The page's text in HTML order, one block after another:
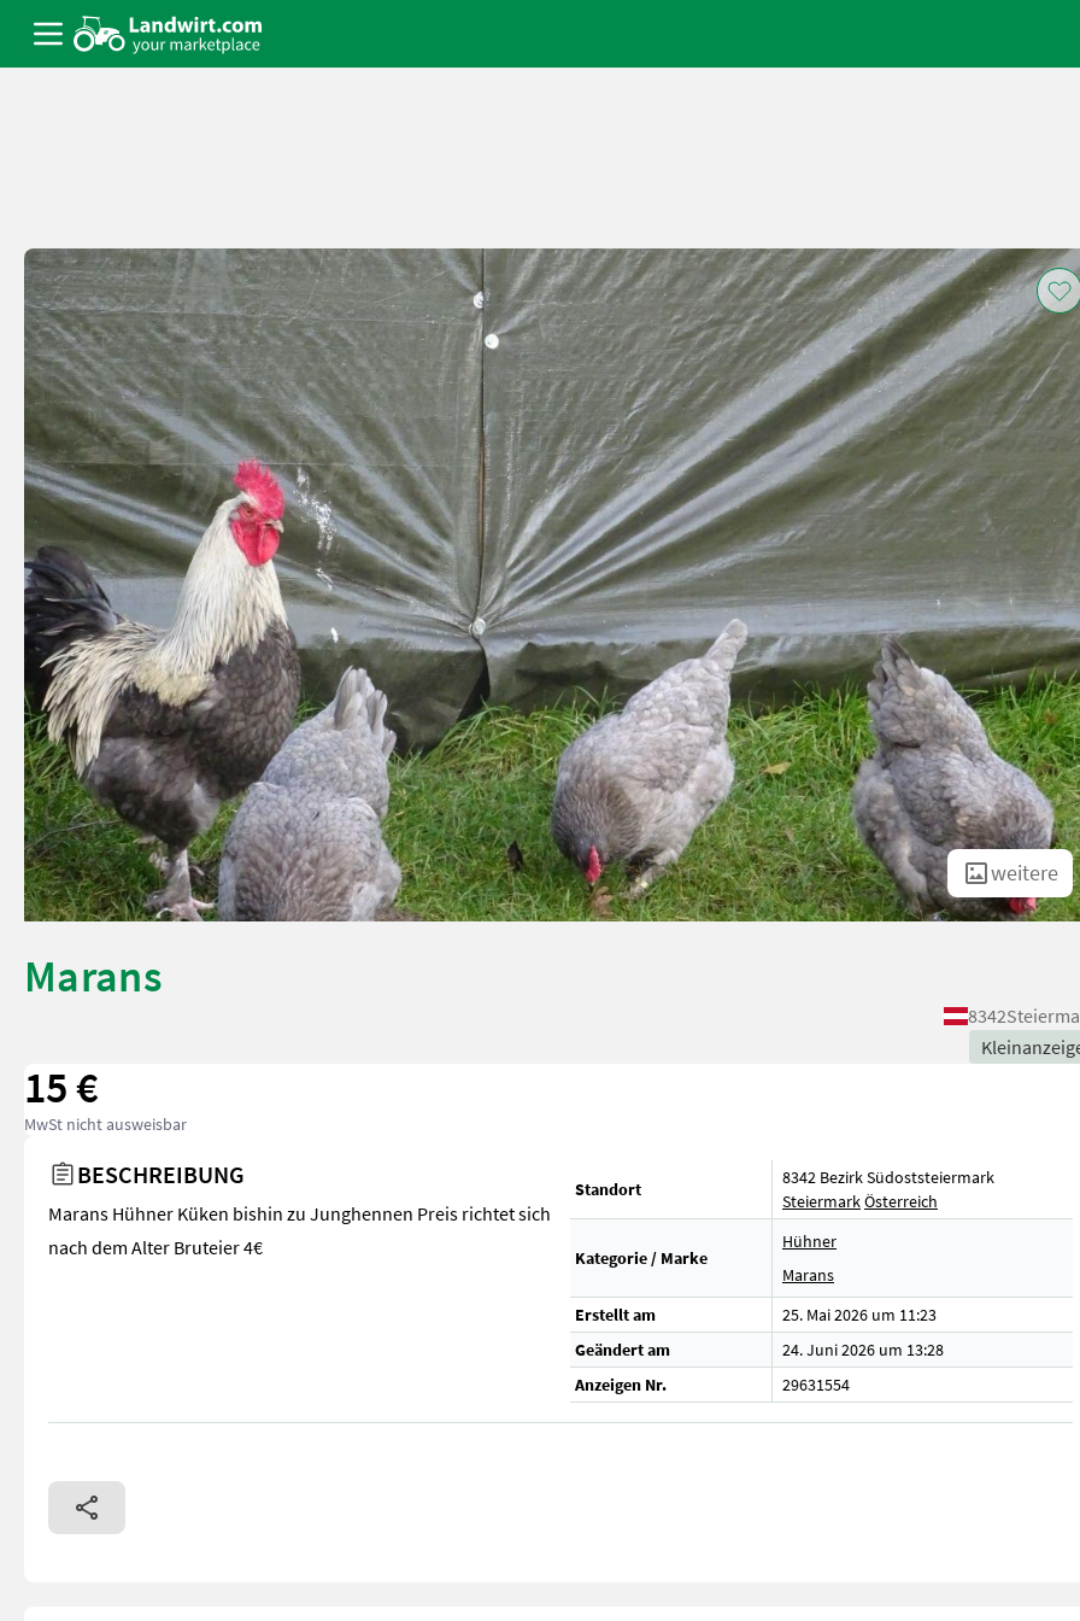
weitere
Marans
8342
15 €
MwSt nicht ausweisbar
BESCHREIBUNG
Marans Hühner Küken bishin zu Junghennen Preis richtet sich
nach dem Alter Bruteier 4€
Standort
8342 Bezirk Südoststeiermark
SteiermarkÖsterreich
Kategorie / Marke
Hühner
Marans
Erstellt am
25. Mai 2026 um 11:23
Geändert am
24. Juni 2026 um 13:28
Anzeigen Nr.
29631554